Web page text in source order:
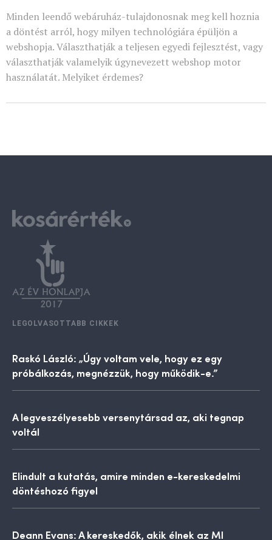
Minden leendő webáruház-tulajdonosnak meg kell hoznia
a döntést arról, hogy milyen technológiára épüljön a
webshopja. Választhatják a teljesen egyedi fejlesztést, vagy
választhatják valamelyik úgynevezett webshop motor
használatát. Melyiket érdemes?
LEGOLVASOTTABB CIKKEK
Raskó László: „Úgy voltam vele, hogy ez egy
próbálkozás, megnézzük, hogy működik-e.”
A legveszélyesebb versenytársad az, aki tegnap
voltál
Elindult a kutatás, amire minden e-kereskedelmi
döntéshozó figyel
Deann Evans: A kereskedők, akik élnek az MI